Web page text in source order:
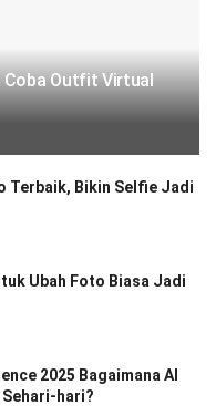
Coba Outfit Virtual
Terbaik, Bikin Selfie Jadi
Ubah Foto Biasa Jadi
2025 Bagaimana AI
Sehari-hari?